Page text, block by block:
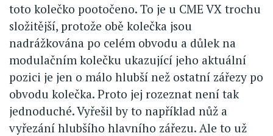
toto kolečko pootočeno. To je u CME VX trochu
složitější, protože obě kolečka jsou
nadrážkována po celém obvodu a důlek na
modulačním kolečku ukazující jeho aktuální
pozici je jen o málo hlubší než ostatní zářezy po
obvodu kolečka. Proto jej rozeznat není tak
jednoduché. Vyřešil by to například nůž a
vyřezání hlubšího hlavního zářezu. Ale to už